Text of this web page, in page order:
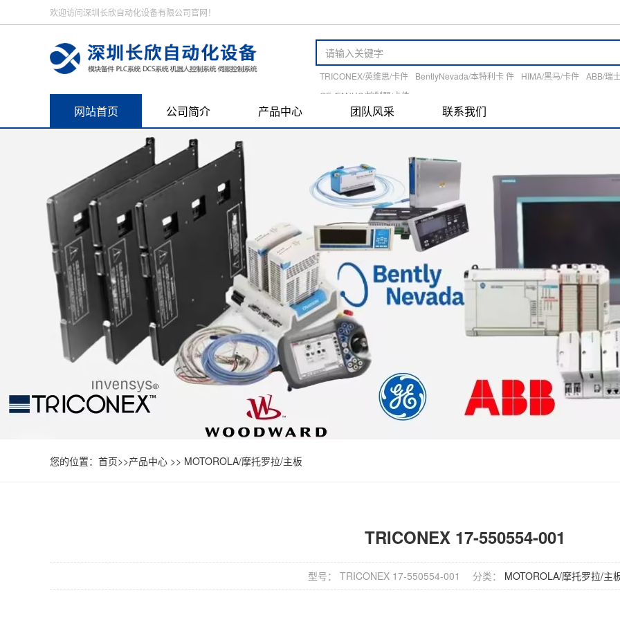
欢迎访问深圳长欣自动化设备有限公司官网！
TRICONEX/英维思/卡件 BentlyNevada/本特利卡 件 HIMA/黑马/卡件 ABB/瑞
GE /FANUC/控制器/卡件
网站首页 公司简介 产品中心 团队风采 联系我们
您的位置： 首页>>产品中心 >> MOTOROLA/摩托罗拉/主板
TRICONEX 17-550554-001
型号： TRICONEX 17-550554-001 分类： MOTOROLA/摩托罗拉/主